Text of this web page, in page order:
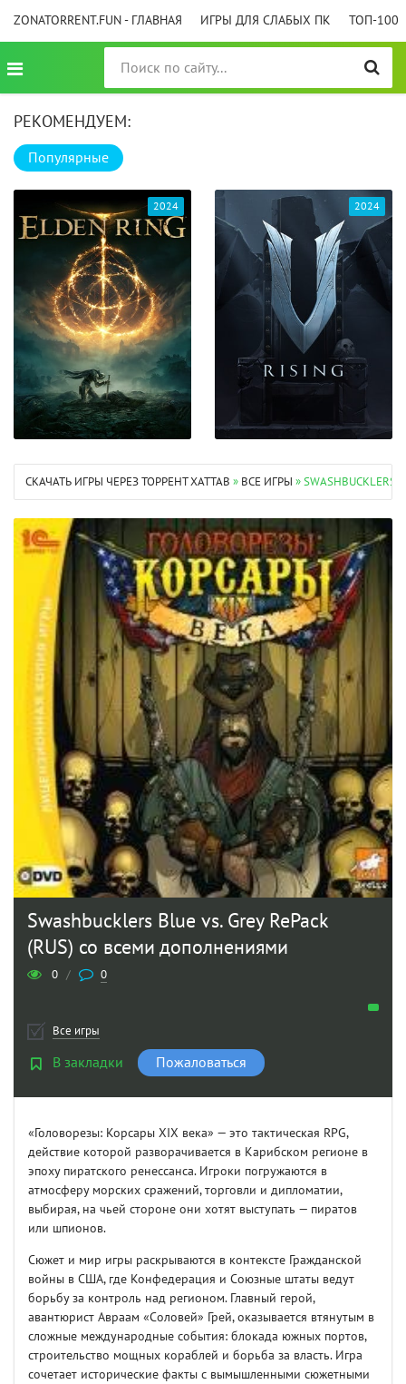
ZONATORRENT.FUN - ГЛАВНАЯ ИГРЫ ДЛЯ СЛАБЫХ ПК ТОП-100
РЕКОМЕНДУЕМ:
Популярные
2024 2024
СКАЧАТЬ ИГРЫ ЧЕРЕЗ ТОРРЕНТ XATTAB » ВСЕ ИГРЫ »
Swashbucklers Blue vs. Grey RePack
(RUS) со всеми дополнениями
0 / 0
Все игры
В закладки Пожаловаться
«Головорезы: Корсары XIX века» — это тактическая RPG,
действие которой разворачивается в Карибском регионе в
эпоху пиратского ренессанса. Игроки погружаются в
атмосферу морских сражений, торговли и дипломатии,
выбирая, на чьей стороне они хотят выступать — пиратов
или шпионов.
Сюжет и мир игры раскрываются в контексте Гражданской
войны в США, где Конфедерация и Союзные штаты ведут
борьбу за контроль над регионом. Главный герой,
авантюрист Авраам «Соловей» Грей, оказывается втянутым в
сложные международные события: блокада южных портов,
строительство мощных кораблей и борьба за власть. Игра
сочетает исторические факты с вымышленными сюжетными